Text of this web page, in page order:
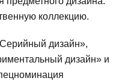
коллекцию.
дизайн»,
дизайн» и